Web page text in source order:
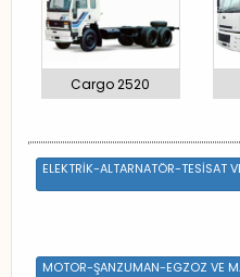
Cargo 2520
ELEKTRİK-ALTARNATÖR-TESİSAT
MOTOR-ŞANZUMAN-EGZOZ VE